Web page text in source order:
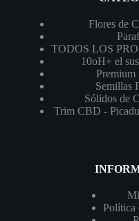
Flores de
TODOS LOS
10oH+ el
Premium
Semillas
Sólidos de
Trim CBD -
Política